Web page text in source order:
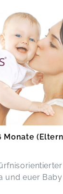
Monate
und euer